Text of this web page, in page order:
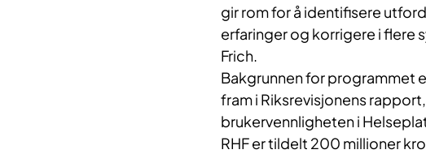
gir rom for å identifisere
erfaringer og korrigere i flere
Frich.
Bakgrunnen for programmet
fram i Riksrevisjonens
brukervennligheten i
RHF er tildelt 200 millioner